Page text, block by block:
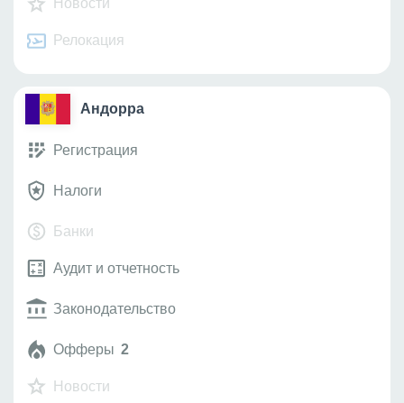
Новости
Релокация
Андорра
Регистрация
Налоги
Банки
Аудит и отчетность
Законодательство
Офферы 2
Новости